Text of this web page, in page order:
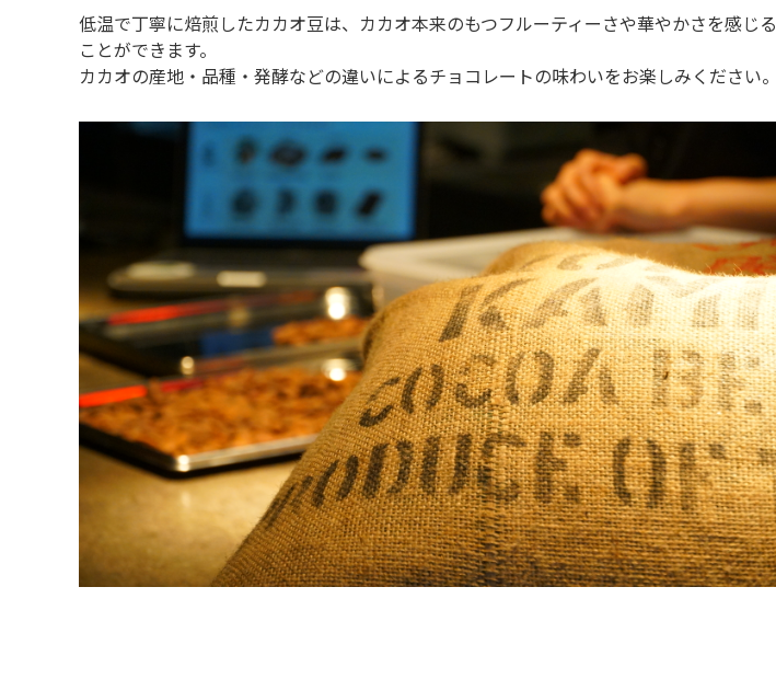
低温で丁寧に焙煎したカカオ豆は、カカオ本来のもつフルーティーさや華やかさを感じる
ことができます。
カカオの産地・品種・発酵などの違いによるチョコレートの味わいをお楽しみください。